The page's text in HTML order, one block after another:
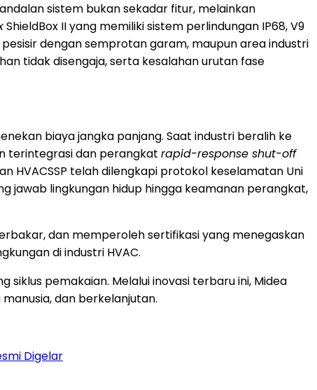
sistem bukan sekadar fitur, melainkan
ShieldBox II yang memiliki sistem perlindungan IP68, V9
dengan semprotan garam, maupun area industri
tidak disengaja, serta kesalahan urutan fase
biaya jangka panjang. Saat industri beralih ke
terintegrasi dan perangkat rapid-response shut-off
HVACSSP telah dilengkapi protokol keselamatan Uni
jawab lingkungan hidup hingga keamanan perangkat,
dan memperoleh sertifikasi yang menegaskan
di industri HVAC.
siklus pemakaian. Melalui inovasi terbaru ini, Midea
dan berkelanjutan.
Digelar